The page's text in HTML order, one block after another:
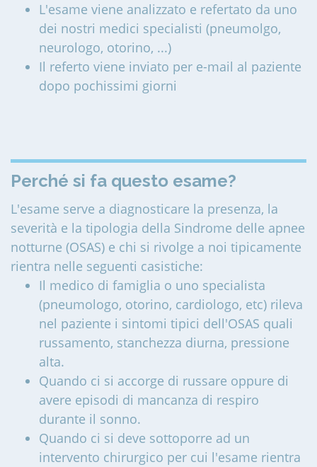
L'esame viene analizzato e refertato da uno
dei nostri medici specialisti (pneumolgo,
neurologo, otorino, ...)
Il referto viene inviato per e-mail al paziente
dopo pochissimi giorni
Perché si fa questo esame?
L'esame serve a diagnosticare la presenza, la
severità e la tipologia della Sindrome delle apnee
notturne (OSAS) e chi si rivolge a noi tipicamente
rientra nelle seguenti casistiche:
Il medico di famiglia o uno specialista
(pneumologo, otorino, cardiologo, etc) rileva
nel paziente i sintomi tipici dell'OSAS quali
russamento, stanchezza diurna, pressione
alta.
Quando ci si accorge di russare oppure di
avere episodi di mancanza di respiro
durante il sonno.
Quando ci si deve sottoporre ad un
intervento chirurgico per cui l'esame rientra